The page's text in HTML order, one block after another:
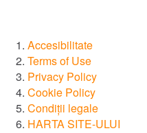
Accesibilitate
Terms of Use
Privacy Policy
Cookie Policy
Condiții legale
HARTA SITE-ULUI